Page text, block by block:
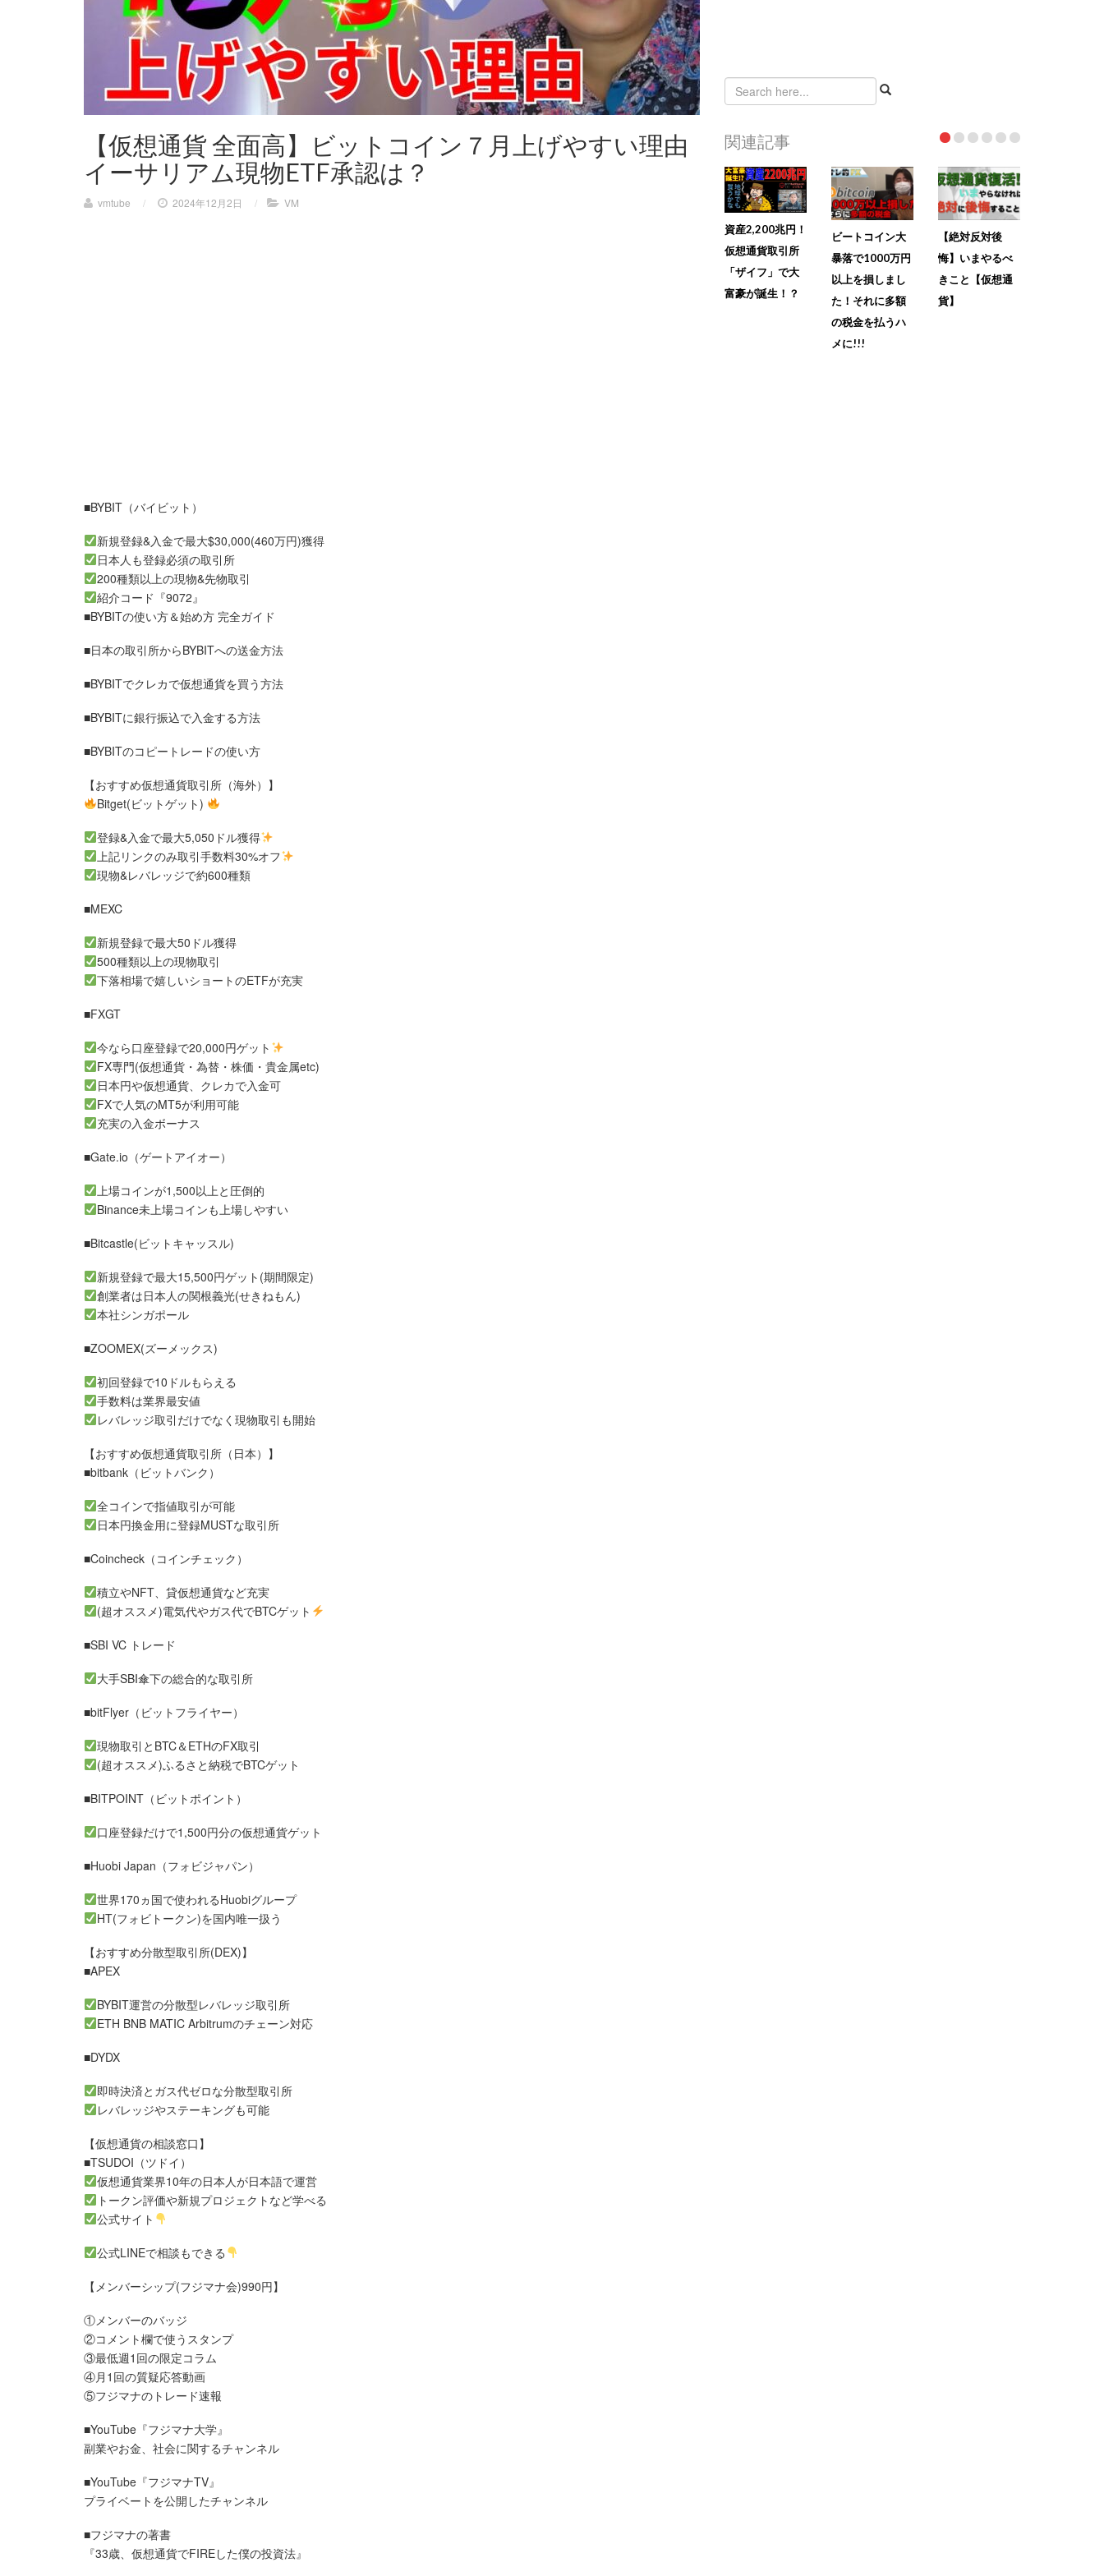
【仮想通貨 全面高】ビットコイン７月上げやすい理由
イーサリアム現物ETF承認は？
vmtube / 2024年12月2日 / VM
■BYBIT（バイビット）
新規登録&入金で最大$30,000(460万円)獲得
日本人も登録必須の取引所
200種類以上の現物&先物取引
紹介コード『9072』
■BYBITの使い方＆始め方 完全ガイド
■日本の取引所からBYBITへの送金方法
■BYBITでクレカで仮想通貨を買う方法
■BYBITに銀行振込で入金する方法
■BYBITのコピートレードの使い方
【おすすめ仮想通貨取引所（海外）】
Bitget(ビットゲット)
登録&入金で最大5,050ドル獲得
上記リンクのみ取引手数料30%オフ
現物&レバレッジで約600種類
■MEXC
新規登録で最大50ドル獲得
500種類以上の現物取引
下落相場で嬉しいショートのETFが充実
■FXGT
今なら口座登録で20,000円ゲット
FX専門(仮想通貨・為替・株価・貴金属etc)
日本円や仮想通貨、クレカで入金可
FXで人気のMT5が利用可能
充実の入金ボーナス
■Gate.io（ゲートアイオー）
上場コインが1,500以上と圧倒的
Binance未上場コインも上場しやすい
■Bitcastle(ビットキャッスル)
新規登録で最大15,500円ゲット(期間限定)
創業者は日本人の関根義光(せきねもん)
本社シンガポール
■ZOOMEX(ズーメックス)
初回登録で10ドルもらえる
手数料は業界最安値
レバレッジ取引だけでなく現物取引も開始
【おすすめ仮想通貨取引所（日本）】
■bitbank（ビットバンク）
全コインで指値取引が可能
日本円換金用に登録MUSTな取引所
■Coincheck（コインチェック）
積立やNFT、貸仮想通貨など充実
(超オススメ)電気代やガス代でBTCゲット
■SBI VC トレード
大手SBI傘下の総合的な取引所
■bitFlyer（ビットフライヤー）
現物取引とBTC＆ETHのFX取引
(超オススメ)ふるさと納税でBTCゲット
■BITPOINT（ビットポイント）
口座登録だけで1,500円分の仮想通貨ゲット
■Huobi Japan（フォビジャパン）
世界170ヵ国で使われるHuobiグループ
HT(フォビトークン)を国内唯一扱う
【おすすめ分散型取引所(DEX)】
■APEX
BYBIT運営の分散型レバレッジ取引所
ETH BNB MATIC Arbitrumのチェーン対応
■DYDX
即時決済とガス代ゼロな分散型取引所
レバレッジやステーキングも可能
【仮想通貨の相談窓口】
■TSUDOI（ツドイ）
仮想通貨業界10年の日本人が日本語で運営
トークン評価や新規プロジェクトなど学べる
公式サイト
公式LINEで相談もできる
【メンバーシップ(フジマナ会)990円】
①メンバーのバッジ
②コメント欄で使うスタンプ
③最低週1回の限定コラム
④月1回の質疑応答動画
⑤フジマナのトレード速報
■YouTube『フジマナ大学』
副業やお金、社会に関するチャンネル
■YouTube『フジマナTV』
プライベートを公開したチャンネル
■フジマナの著書
『33歳、仮想通貨でFIREした僕の投資法』
関連記事
資産2,200兆円！
仮想通貨取引所
「ザイフ」で大
富豪が誕生！？
ビートコイン大
暴落で1000万円
以上を損しまし
た！それに多額
の税金を払うハ
メに!!!
【絶対反対後
悔】いまやるべ
きこと【仮想通
貨】